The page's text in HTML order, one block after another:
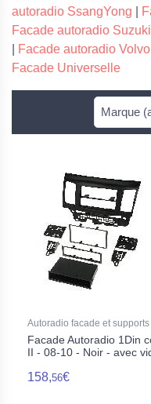
autoradio SsangYong
Facade autoradio Suzuki
Facade autoradio Volvo
Facade Universelle
Autoradio facade et
Facade Autoradio 1Din
II - 08-10 - Noir - avec
158,56€